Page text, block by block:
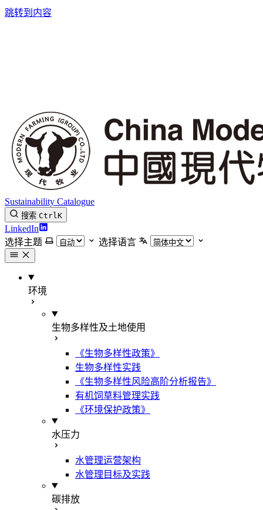
跳转到内容
Sustainability Catalogue
搜索 CtrlK
LinkedIn
选择主题
选择语言
环境
生物多样性及土地使用
《生物多样性政策》
生物多样性实践
《生物多样性风险高阶分析报告》
有机饲草料管理实践
《环境保护政策》
水压力
水管理运营架构
水管理目标及实践
碳排放